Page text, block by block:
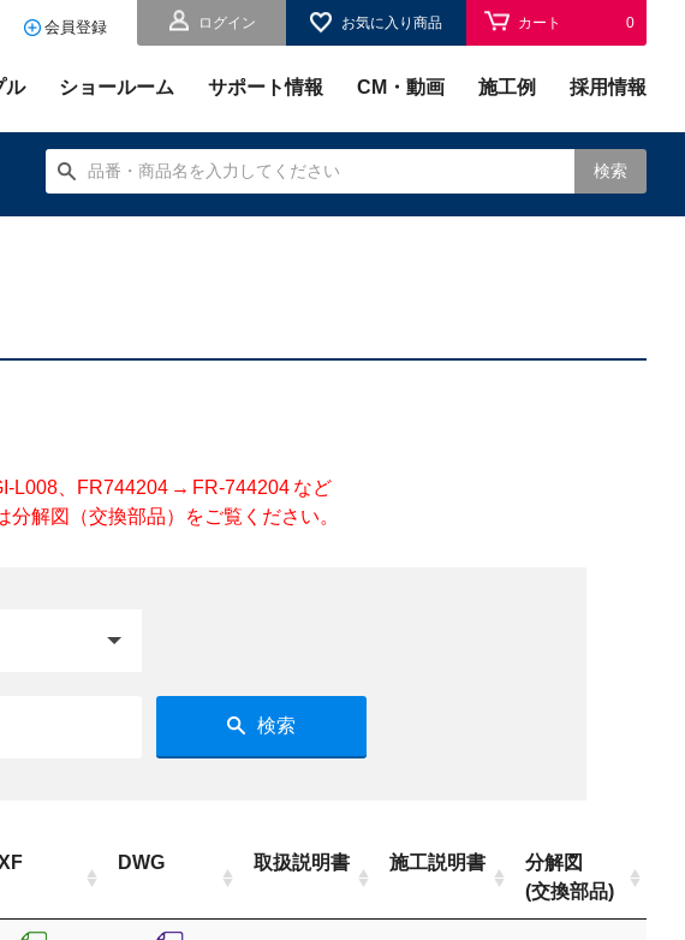
ログイン お気に入り商品 カート 0
会員登録
ル ショールーム サポート情報 CM・動画 施工例 採用情報
検索
L008、FR744204 → FR-744204 など
分解図（交換部品）をご覧ください。
検索
DWG 取扱説明書 施工説明書
分解図
(交換部品)